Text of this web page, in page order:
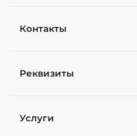
Контакты
Реквизиты
Услуги